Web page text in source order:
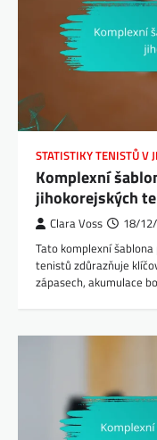
STATISTIKY TENISTŮ V
Komplexní
jihokorejských
Clara Voss 18/
Tato komplexní
tenistů zdůrazňuje
zápasech, akumulace